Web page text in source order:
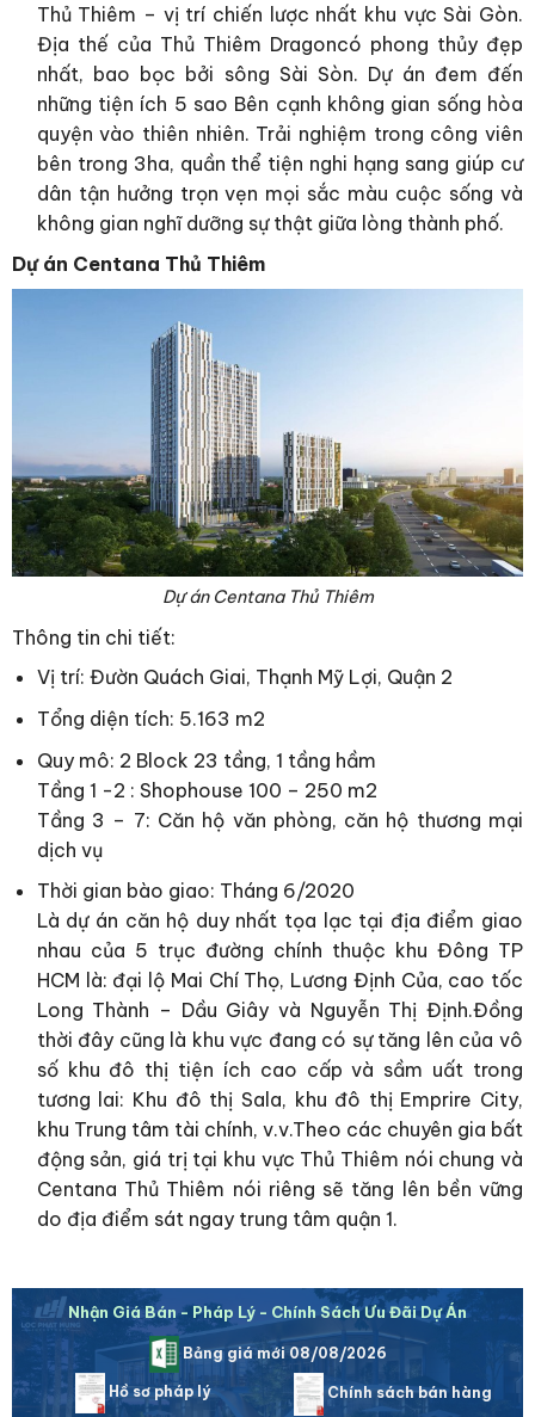
Thủ Thiêm – vị trí chiến lược nhất khu vực Sài Gòn.
Địa thế của Thủ Thiêm Dragoncó phong thủy đẹp
nhất, bao bọc bởi sông Sài Sòn. Dự án đem đến
những tiện ích 5 sao Bên cạnh không gian sống hòa
quyện vào thiên nhiên. Trải nghiệm trong công viên
bên trong 3ha, quần thể tiện nghi hạng sang giúp cư
dân tận hưởng trọn vẹn mọi sắc màu cuộc sống và
không gian nghĩ dưỡng sự thật giữa lòng thành phố.
Dự án Centana Thủ Thiêm
Dự án Centana Thủ Thiêm
Thông tin chi tiết:
Vị trí: Đườn Quách Giai, Thạnh Mỹ Lợi, Quận 2
Tổng diện tích: 5.163 m2
Quy mô: 2 Block 23 tầng, 1 tầng hầm
Tầng 1 -2 : Shophouse 100 – 250 m2
Tầng 3 – 7: Căn hộ văn phòng, căn hộ thương mại
dịch vụ
Thời gian bào giao: Tháng 6/2020
Là dự án căn hộ duy nhất tọa lạc tại địa điểm giao
nhau của 5 trục đường chính thuộc khu Đông TP
HCM là: đại lộ Mai Chí Thọ, Lương Định Của, cao tốc
Long Thành – Dầu Giây và Nguyễn Thị Định.Đồng
thời đây cũng là khu vực đang có sự tăng lên của vô
số khu đô thị tiện ích cao cấp và sầm uất trong
tương lai: Khu đô thị Sala, khu đô thị Emprire City,
khu Trung tâm tài chính, v.v.Theo các chuyên gia bất
động sản, giá trị tại khu vực Thủ Thiêm nói chung và
Centana Thủ Thiêm nói riêng sẽ tăng lên bền vững
do địa điểm sát ngay trung tâm quận 1.
Nhận Giá Bán - Pháp Lý - Chính Sách Ưu Đãi Dự Án
Bảng giá mới 08/08/2026
Hồ sơ pháp lý Chính sách bán hàng